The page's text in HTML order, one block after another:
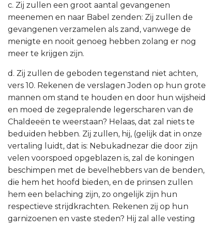
c. Zij zullen een groot aantal gevangenen
meenemen en naar Babel zenden: Zij zullen de
gevangenen verzamelen als zand, vanwege de
menigte en nooit genoeg hebben zolang er nog
meer te krijgen zijn.
d. Zij zullen de geboden tegenstand niet achten,
vers 10. Rekenen de verslagen Joden op hun grote
mannen om stand te houden en door hun wijsheid
en moed de zegepralende legerscharen van de
Chaldeeën te weerstaan? Helaas, dat zal niets te
beduiden hebben. Zij zullen, hij, (gelijk dat in onze
vertaling luidt, dat is: Nebukadnezar die door zijn
velen voorspoed opgeblazen is, zal de koningen
beschimpen met de bevelhebbers van de benden,
die hem het hoofd bieden, en de prinsen zullen
hem een belaching zijn, zo ongelijk zijn hun
respectieve strijdkrachten. Rekenen zij op hun
garnizoenen en vaste steden? Hij zal alle vesting